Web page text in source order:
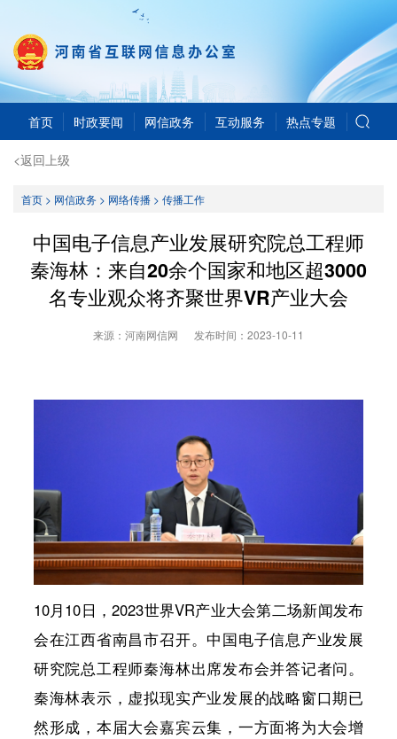
首页 时政要闻 网信政务 互动服务 热点专题
<返回上级
首页> 网信政务> 网络传播> 传播工作
中国电子信息产业发展研究院总工程师
秦海林：来自20余个国家和地区超3000
名专业观众将齐聚世界VR产业大会
来源：河南网信网 发布时间： 2023-10-11
10月10日，2023世界VR产业大会第二场新闻发布
会在江西省南昌市召开。中国电子信息产业发展
研究院总工程师秦海林出席发布会并答记者问。
秦海林表示，虚拟现实产业发展的战略窗口期已
然形成，本届大会嘉宾云集，一方面将为大会增